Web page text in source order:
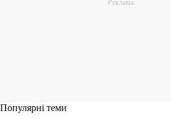
Популярні теми